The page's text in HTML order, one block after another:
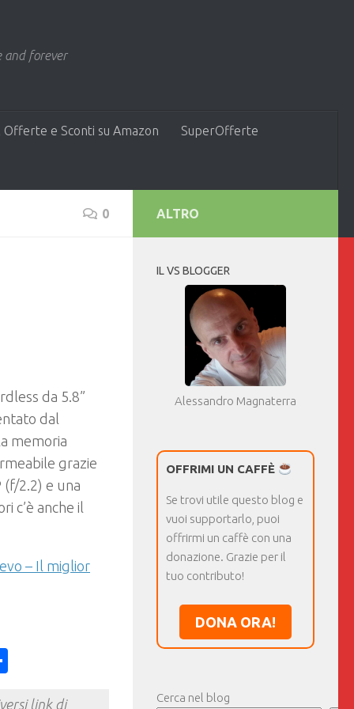
and forever
Offerte e Sconti su Amazon SuperOfferte
0
da 5.8”
dal
memoria
grazie
2.2) e una
c’è anche il
– Il miglior
link di
ALTRO
IL VS BLOGGER
Alessandro Magnaterra
OFFRIMI UN CAFFÈ
Se trovi utile questo blog e
vuoi supportarlo, puoi
offrirmi un caffè con una
donazione. Grazie per il
tuo contributo!
DONA ORA!
Cerca nel blog